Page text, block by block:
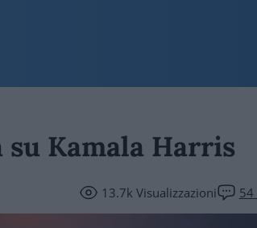
su Kamala Harris
13.7kVisualizzazioni 54